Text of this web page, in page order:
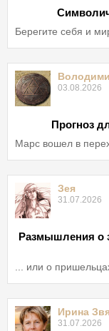
Берегите себя и
03.08.2026
Прогноз
Марс вошел в
Зея
31.07.2026
Размышления о
... или о
Ирина
31.07.2026